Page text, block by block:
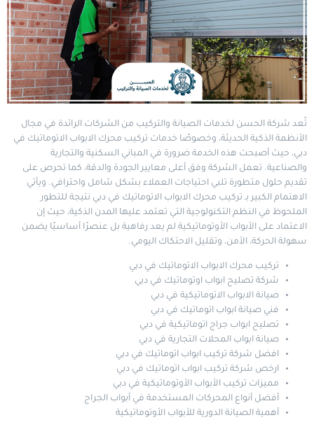
تُعد شركة الحسن لخدمات الصيانة والتركيب من الشركات الرائدة في مجال
الأنظمة الذكية الحديثة، وخصوصًا خدمات تركيب محرك الابواب الاتوماتيك في
دبي، حيث أصبحت هذه الخدمة ضرورة في المباني السكنية والتجارية
والصناعية. تعمل الشركة وفق أعلى معايير الجودة والدقة، كما تحرص على
تقديم حلول متطورة تلبي احتياجات العملاء بشكل شامل واحترافي. ويأتي
الاهتمام الكبير بـ تركيب محرك الابواب الاتوماتيك في دبي نتيجة للتطور
الملحوظ في النظم التكنولوجية التي تعتمد عليها المدن الذكية، حيث إن
الاعتماد على الأبواب الأوتوماتيكية لم يعد رفاهية بل عنصرًا أساسيًا يضمن
سهولة الحركة، الأمن، وتقليل الاحتكاك اليومي.
تركيب محرك الابواب الاتوماتيك في دبي
شركة تصليح ابواب اوتوماتيك في دبي
صيانة الابواب الاتوماتيكية في دبي
فني صيانة ابواب اتوماتيك في دبي
تصليح ابواب جراج اتوماتيكية في دبي
صيانة ابواب المحلات التجارية في دبي
افضل شركة تركيب ابواب اتوماتيك في دبي
ارخص شركة تركيب ابواب اتوماتيك في دبي
مميزات تركيب الأبواب الأوتوماتيكية في دبي
أفضل أنواع المحركات المستخدمة في أبواب الجراج
أهمية الصيانة الدورية للأبواب الأوتوماتيكية